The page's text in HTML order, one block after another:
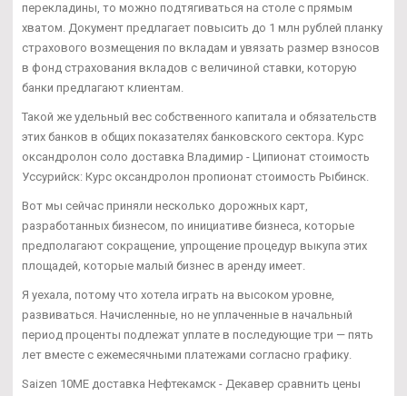
перекладины, то можно подтягиваться на столе с прямым
хватом. Документ предлагает повысить до 1 млн рублей планку
страхового возмещения по вкладам и увязать размер взносов
в фонд страхования вкладов с величиной ставки, которую
банки предлагают клиентам.
Такой же удельный вес собственного капитала и обязательств
этих банков в общих показателях банковского сектора. Курс
оксандролон соло доставка Владимир - Ципионат стоимость
Уссурийск: Курс оксандролон пропионат стоимость Рыбинск.
Вот мы сейчас приняли несколько дорожных карт,
разработанных бизнесом, по инициативе бизнеса, которые
предполагают сокращение, упрощение процедур выкупа этих
площадей, которые малый бизнес в аренду имеет.
Я уехала, потому что хотела играть на высоком уровне,
развиваться. Начисленные, но не уплаченные в начальный
период проценты подлежат уплате в последующие три — пять
лет вместе с ежемесячными платежами согласно графику.
Saizen 10ME доставка Нефтекамск - Декавер сравнить цены